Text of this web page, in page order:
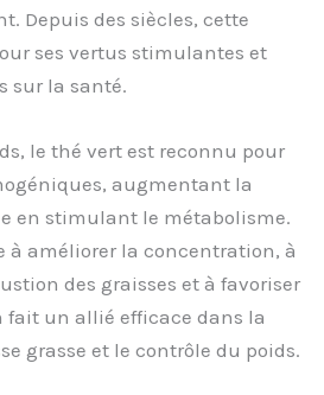
Depuis des siècles, cette
ses vertus stimulantes et
sur la santé.
le thé vert est reconnu pour
augmentant la
en stimulant le métabolisme.
à améliorer la concentration, à
des graisses et à favoriser
fait un allié efficace dans la
grasse et le contrôle du poids.